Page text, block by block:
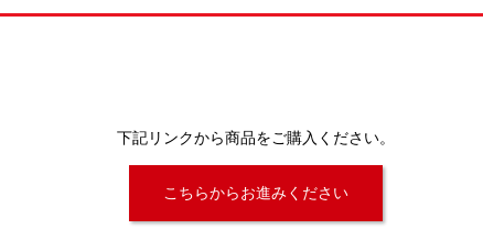
下記リンクから商品をご購入ください。
こちらからお進みください